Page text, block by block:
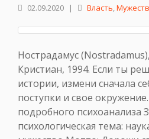
02.09.2020 | Власть,
Нострадамус
Кристиан, 1994. Если ты
истории, измени сначала
поступки и свое
подробного психоанализа
психологическая тема: